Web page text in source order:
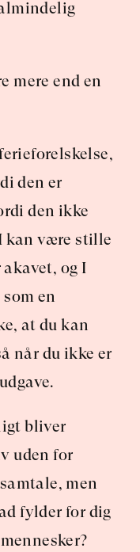
mere end en
den er
den ikke
kan være stille
og I
en
at du kan
når du ikke er
bliver
uden for
men
fylder for dig